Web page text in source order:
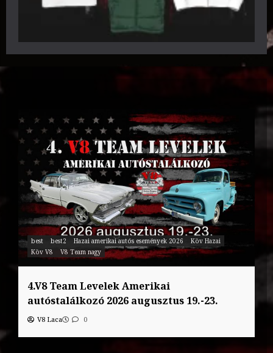
best best2 Hazai amerikai autós események 2026
Köv Hazai
Köv V8
V8 Team nagy
4.V8 Team Levelek Amerikai
autóstalálkozó 2026 augusztus 19.-23.
V8 Laca 0